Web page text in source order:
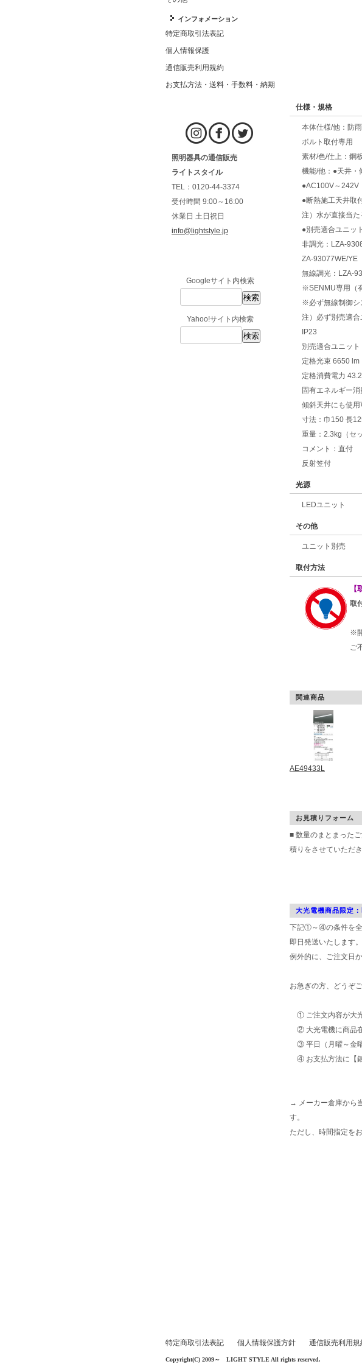
インフォメーション
特定商取引法表記
個人情報保護
通信販売利用規約
お支払方法・送料・手数料・納期
照明器具の通信販売
ライトスタイル
TEL：0120-44-3374
受付時間 9:00～16:00
休業日 土日祝日
info@lightstyle.jp
Googleサイト内検索
Yahoo!サイト内検索
仕様・規格
本体仕様/他：防
ボルト取付専用
素材/色/仕上：鋼
機能/他：●天井・
●AC100V～242V
●断熱施工天井取
注）水が直接当た
●別売適合ユニッ
非調光：LZA-
ZA-93077WE/YE
無線調光：LZA-
※SENMU専用（
※必ず無線制御シ
注）必ず別売適合
IP23
別売適合ユニット
定格光束 6650 lm
定格消費電力
固有エネルギー
傾斜天井にも使用
寸法：巾150 長
重量：2.3kg（セ
コメント：直付
反射笠付
光源
LEDユニット
その他
ユニット別売
取付方法
取
※
ご
関連商品
AE49433L
お見積りフォーム
■ 数量のまとまった
積りをさせていただき
大光電機商品限定
下記①～④の条件を全
即日発送いたします。
例外的に、ご注文日
お急ぎの方、どうぞ
① ご注文内容が大
② 大光電機に商品在
③ 平日（月曜～金
④ お支払方法に【
→ メーカー倉庫から
す。
ただし、時間指定を
特定商取引法表記 個人情報保護方針 通信販売利用規
Copyright(C) 2009～ LIGHT STYLE All rights reserved.